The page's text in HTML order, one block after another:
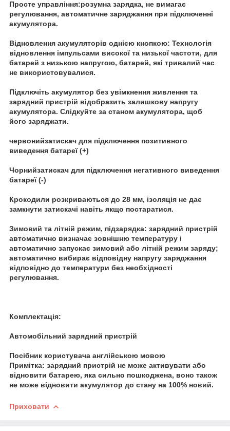
Просте управління:розумна зарядка, не вимагає
регулювання, автоматичне заряджання при підключенні
акумулятора.
Відновлення акумуляторів однією кнопкою: Технологія
відновлення імпульсами високої та низької частоти, для
батарей з низькою напругою, батарей, які тривалий час
не використовувалися.
Підключіть акумулятор без увімкнення живлення та
зарядний пристрій відобразить залишкову напругу
акумулятора. Слідкуйте за станом акумулятора, щоб
його заряджати.
червонийзатискач для підключення позитивного
виведення батареї (+)
Чорнийзатискач для підключення негативного виведення
батареї (-)
Крокодили розкриваються до 28 мм, ізоляція не дає
замкнути затискачі навіть якщо постаратися.
Зимовий та літній режим, підзарядка: зарядний пристрій
автоматично визначає зовнішню температуру і
автоматично запускає зимовий або літній режим заряду;
автоматично вибирає відповідну напругу заряджання
відповідно до температури без необхідності
регулювання.
Комплектація:
Автомобільний зарядний пристрій
Посібник користувача англійською мовою
Примітка: зарядний пристрій не може активувати або
відновити батарею, яка сильно пошкоджена, воно також
не може відновити акумулятор до стану на 100% новий.
Приховати